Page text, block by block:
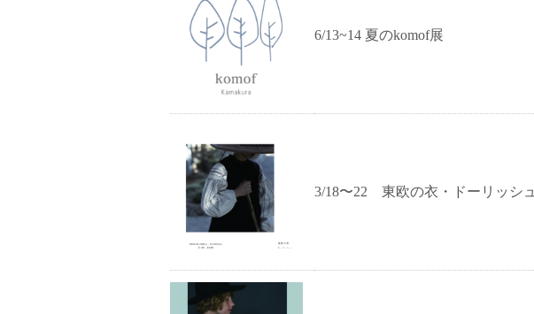
6/13~14 夏のkomof展
3/18〜22 東欧の衣・ドーリッシュ